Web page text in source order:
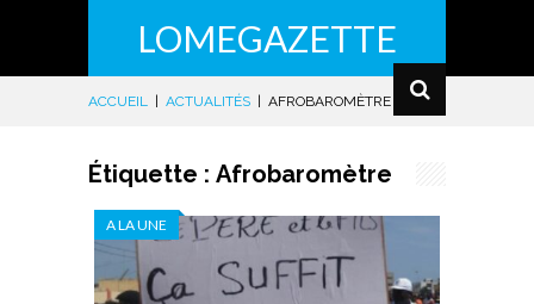
LOMEGAZETTE
ACCUEIL ACTUALITÉS AFROBAROMÈTRE
Étiquette : Afrobaromètre
A LA UNE